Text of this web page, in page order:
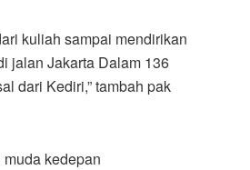
kuliah sampai mendirikan
jalan Jakarta Dalam 136
dari Kediri,” tambah pak
kedepan